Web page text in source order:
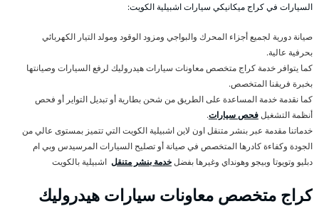
السيارات في كراج ميكانيكي سيارات اشبيلية الكويت:
صيانة دورية لجميع أجزاء المحرك والبواجي ومزود الوقود ومولد التيار الكهربائي
بحرفية عالية.
كما يتوافر خدمة كراج متخصص معاونات سيارات هيدروليك لرفع السيارات وصيانتها
بخبرة فريقنا المتخصص.
كما نقدمة خدمة المساعدة على الطريق من شحن بطارية أو تبديل التواير أو فحص
أنظمة التشغيلفحص سيارات.
خدماتنا مقدمة عبر بنشر متنقل اون لاين اشبيلية الكويت التي تتميز بمستوى عالي من
الجودة وكفاءة كادرها المتخصص في صيانة أو تصليح السيارات المرسيدس وبي ام
دبليو وتويوتا وبيجو وهونداي وغيرها بفضلخدمة بنشر متنقل اشبيلية بالكويت
كراج متخصص معاونات سيارات هيدروليك